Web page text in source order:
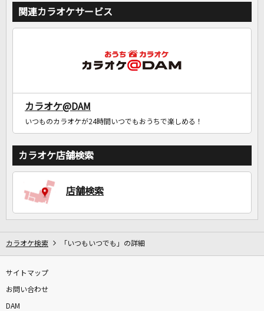
関連カラオケサービス
カラオケ@DAM
いつものカラオケが24時間いつでもおうちで楽しめる！
カラオケ店舗検索
店舗検索
カラオケ検索 「いつもいつでも」の詳細
サイトマップ
お問い合わせ
DAM